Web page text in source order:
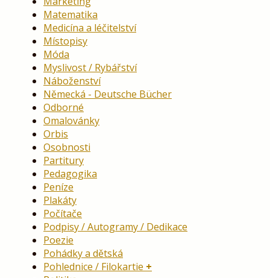
Matematika
Medicína a léčitelství
Místopisy
Móda
Myslivost / Rybářství
Náboženství
Německá - Deutsche Bücher
Odborné
Omalovánky
Orbis
Osobnosti
Partitury
Pedagogika
Peníze
Plakáty
Počítače
Podpisy / Autogramy / Dedikace
Poezie
Pohádky a dětská
Pohlednice / Filokartie